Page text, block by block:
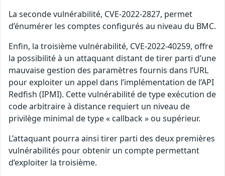
La seconde vulnérabilité, CVE-2022-2827, permet
d’énumérer les comptes configurés au niveau du BMC.
Enfin, la troisième vulnérabilité, CVE-2022-40259, offre
la possibilité à un attaquant distant de tirer parti d’une
mauvaise gestion des paramètres fournis dans l’URL
pour exploiter un appel dans l’implémentation de l’API
Redfish (IPMI). Cette vulnérabilité de type exécution de
code arbitraire à distance requiert un niveau de
privilège minimal de type « callback » ou supérieur.
L’attaquant pourra ainsi tirer parti des deux premières
vulnérabilités pour obtenir un compte permettant
d’exploiter la troisième.